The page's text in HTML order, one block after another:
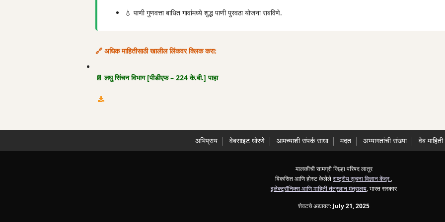
💧 पाणी गुणवत्ता बाधित गावांमध्ये शुद्ध पाणी पुरवठा योजना राबविणे.
🔗 अधिक माहितीसाठी खालील लिंकवर क्लिक करा:
📄 लघु सिंचन विभाग [पीडीएफ – 224 के.बी.] पाहा
अभिप्राय वेबसाइट धोरणे आमच्याशी संपर्क साधा मदत अभ्यागतांची संख्या वेब
मालकीची सामग्री जिल्हा परिषद लातूर
विकसित आणि होस्ट केलेलेराष्ट्रीय सूचना विज्ञान केंद्र
इलेक्ट्रॉनिक्स आणि माहिती तंत्रज्ञान मंत्रालय , भारत सरकार
शेवटचे अद्यावत: July 21, 2025